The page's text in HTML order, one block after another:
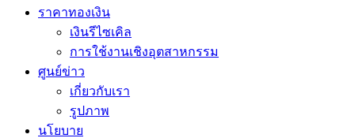
ราคาทองเงิน
เงินรีไซเคิล
การใช้งานเชิงอุตสาหกรรม
ศูนย์ข่าว
เกี่ยวกับเรา
รูปภาพ
นโยบาย